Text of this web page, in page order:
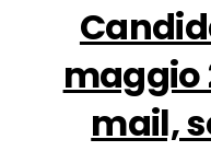
maggio
mail,